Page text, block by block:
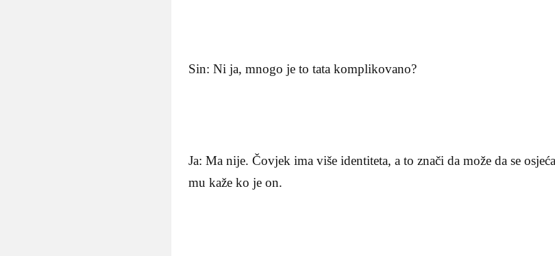
Sin: Ni ja, mnogo je to tata komplikovano?
Ja: Ma nije. Čovjek ima više identiteta, a to znači da može da se
mu kaže ko je on.